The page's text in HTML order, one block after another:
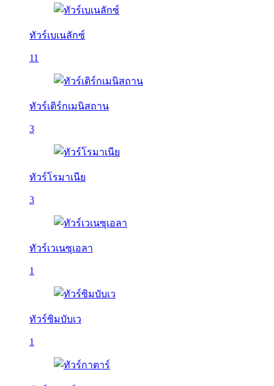
ทัวร์เบเนลักซ์
11
ทัวร์เติร์กเมนิสถาน
3
ทัวร์โรมาเนีย
3
ทัวร์เวเนซุเอลา
1
ทัวร์ซิมบับเว
1